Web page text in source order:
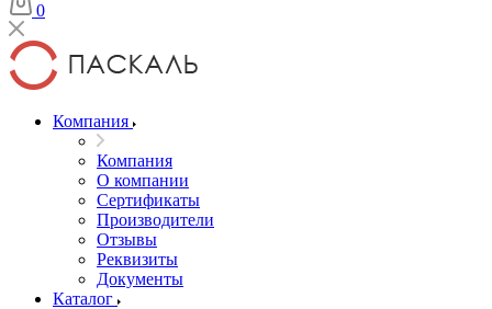
0
Компания
Компания
О компании
Сертификаты
Производители
Отзывы
Реквизиты
Документы
Каталог